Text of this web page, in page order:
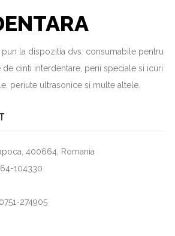
pun la dispozitia dvs. consumabile pentru
de dinti interdentare, perii speciale si icuri
periute ultrasonice si multe altele.
400664, Romania
104330
274905